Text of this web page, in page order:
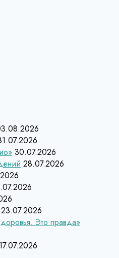
30.07.2026
28.07.2026
23.07.2026
Это правда»
17.07.2026